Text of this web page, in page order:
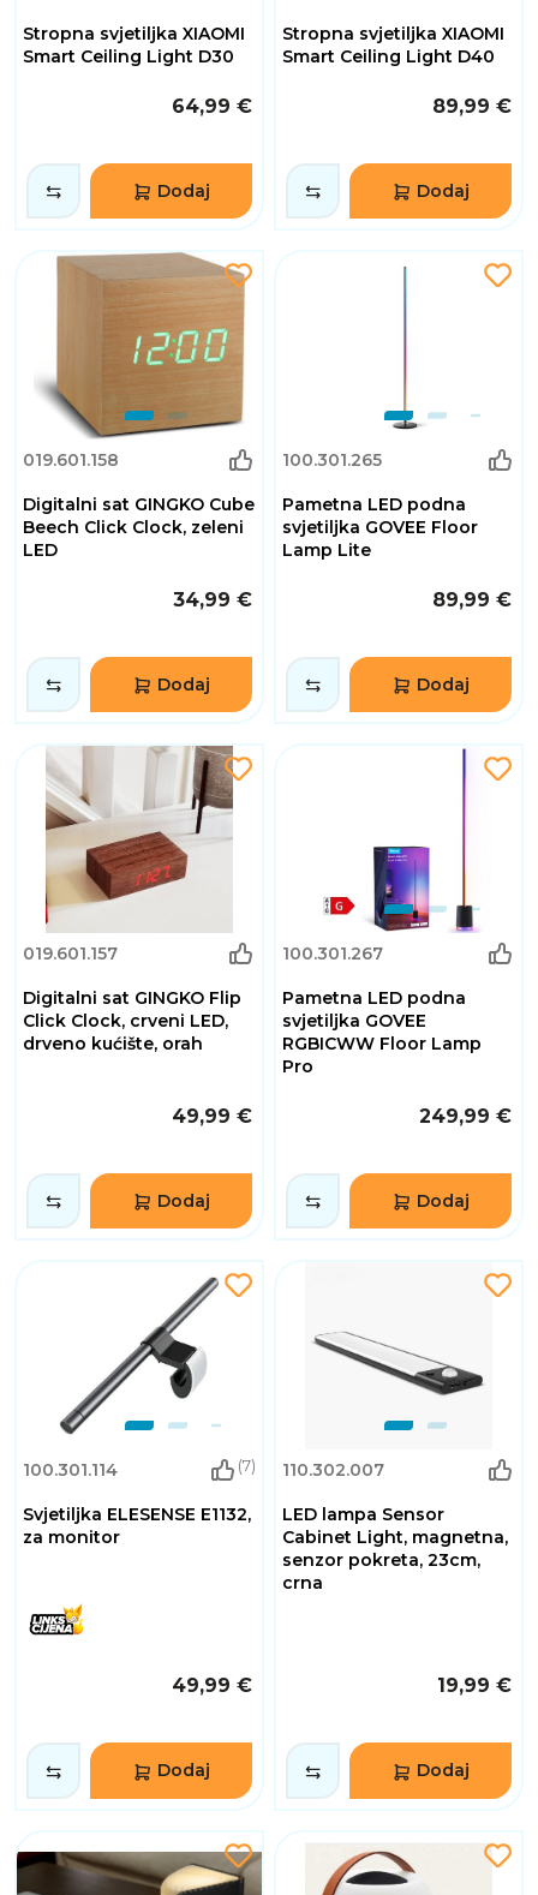
Stropna svjetiljka XIAOMI
Smart Ceiling Light D30
64,99 €
Dodaj
Stropna svjetiljka XIAOMI
Smart Ceiling Light D40
89,99 €
Dodaj
019.601.158
Digitalni sat GINGKO Cube
Beech Click Clock, zeleni
LED
34,99 €
Dodaj
100.301.265
Pametna LED podna
svjetiljka GOVEE Floor
Lamp Lite
89,99 €
Dodaj
019.601.157
Digitalni sat GINGKO Flip
Click Clock, crveni LED,
drveno kućište, orah
49,99 €
Dodaj
100.301.267
Pametna LED podna
svjetiljka GOVEE
RGBICWW Floor Lamp
Pro
249,99 €
Dodaj
100.301.114 (7)
Svjetiljka ELESENSE E1132,
za monitor
49,99 €
Dodaj
110.302.007
LED lampa Sensor
Cabinet Light, magnetna,
senzor pokreta, 23cm,
crna
19,99 €
Dodaj